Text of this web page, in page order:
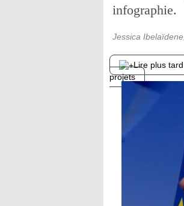
infographie.
Jessica Ibelaïdene
Lire plus tard
projets